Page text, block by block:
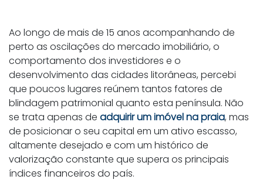
Ao longo de mais de 15 anos acompanhando de
perto as oscilações do mercado imobiliário, o
comportamento dos investidores e o
desenvolvimento das cidades litorâneas, percebi
que poucos lugares reúnem tantos fatores de
blindagem patrimonial quanto esta península. Não
se trata apenas de adquirir um imóvel na praia, mas
de posicionar o seu capital em um ativo escasso,
altamente desejado e com um histórico de
valorização constante que supera os principais
índices financeiros do país.